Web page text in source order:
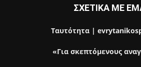
ΣΧΕΤΙΚΑ ΜΕ
Ταυτότητα |
«Για σκεπτόμενους